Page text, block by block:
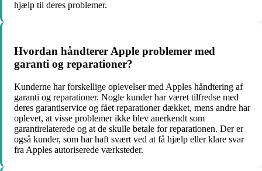
hjælp til deres problemer.
Hvordan håndterer Apple problemer med
garanti og reparationer?
Kunderne har forskellige oplevelser med Apples håndtering af
garanti og reparationer. Nogle kunder har været tilfredse med
deres garantiservice og fået reparationer dækket, mens andre har
oplevet, at visse problemer ikke blev anerkendt som
garantirelaterede og at de skulle betale for reparationen. Der er
også kunder, som har haft svært ved at få hjælp eller klare svar
fra Apples autoriserede værksteder.